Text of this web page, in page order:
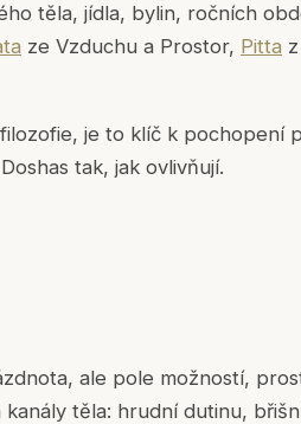
těla, jídla, bylin, ročních
ze Vzduchu a Prostor, Pitta
je to klíč k pochopení
tak, jak ovlivňují.
ale pole možností,
kanály těla: hrudní dutinu,